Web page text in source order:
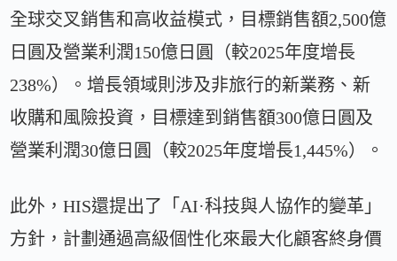
全球交叉銷售和高收益模式，目標銷售額2,500億
日圓及營業利潤150億日圓（較2025年度增長
238%）。增長領域則涉及非旅行的新業務、新
收購和風險投資，目標達到銷售額300億日圓及
營業利潤30億日圓（較2025年度增長1,445%）。
此外，HIS還提出了「AI·科技與人協作的變革」
方針，計劃通過高級個性化來最大化顧客終身價